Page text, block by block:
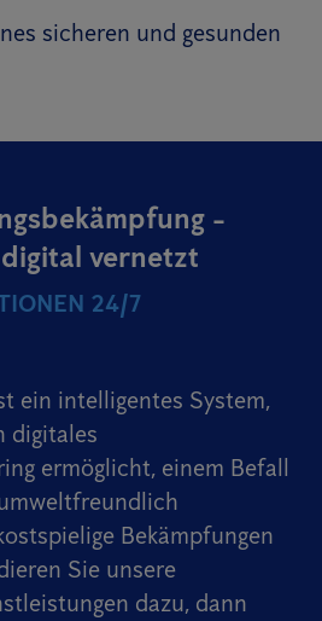
sicheren und gesunden
-
vernetzt
24/7
ein intelligentes System,
digitales
ermöglicht, einem Befall
Bekämpfungen
Sie unsere
dazu, dann